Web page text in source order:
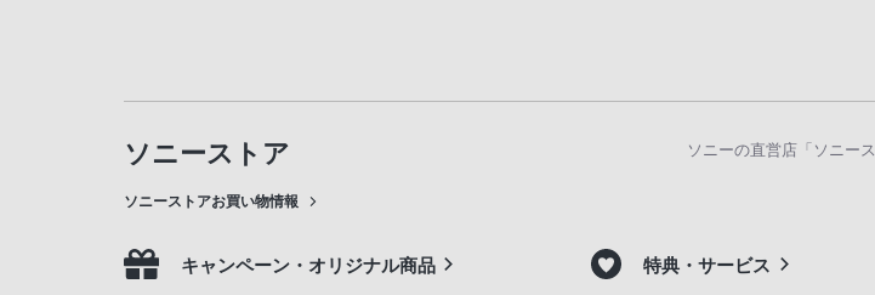
ソニーストア ソニーの直営店「ソニー
ソニーストアお買い物情報
キャンペーン・オリジナル商品 特典・サービス